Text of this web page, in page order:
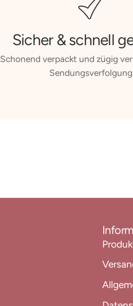
Sicher & schnell
Schonend verpackt und zügig